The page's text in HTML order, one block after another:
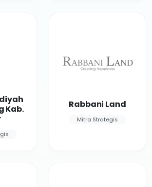
Kab.
Rabbani Land
Mitra Strategis